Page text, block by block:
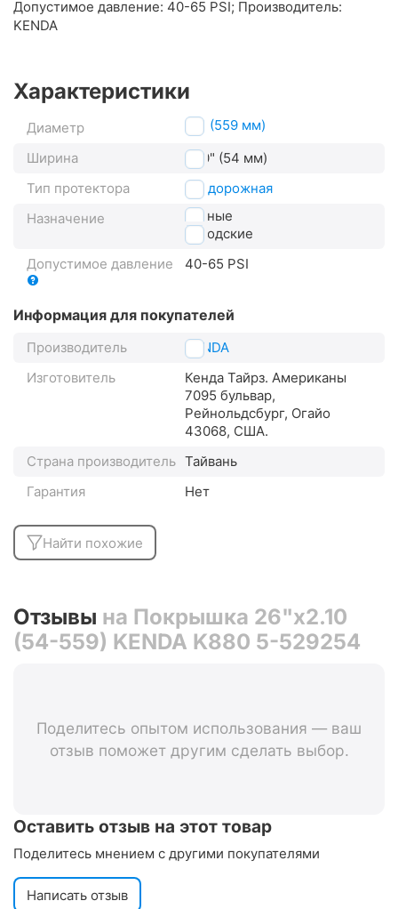
Допустимое давление: 40-65 PSI; Производитель:
KENDA
Характеристики
Диаметр
26" (559 мм)
Ширина
2.10" (54 мм)
Тип протектора
внедорожная
Назначение
горные
городские
Допустимое давление
40-65 PSI
Информация для покупателей
Производитель
KENDA
Изготовитель
Кенда Тайрз. Американы
7095 бульвар,
Рейнольдсбург, Огайо
43068, США.
Страна производитель Тайвань
Гарантия
Нет
Найти похожие
Отзывы на Покрышка 26"х2.10
(54-559) KENDA K880 5-529254
Поделитесь опытом использования — ваш
отзыв поможет другим сделать выбор.
Оставить отзыв на этот товар
Поделитесь мнением с другими покупателями
Написать отзыв